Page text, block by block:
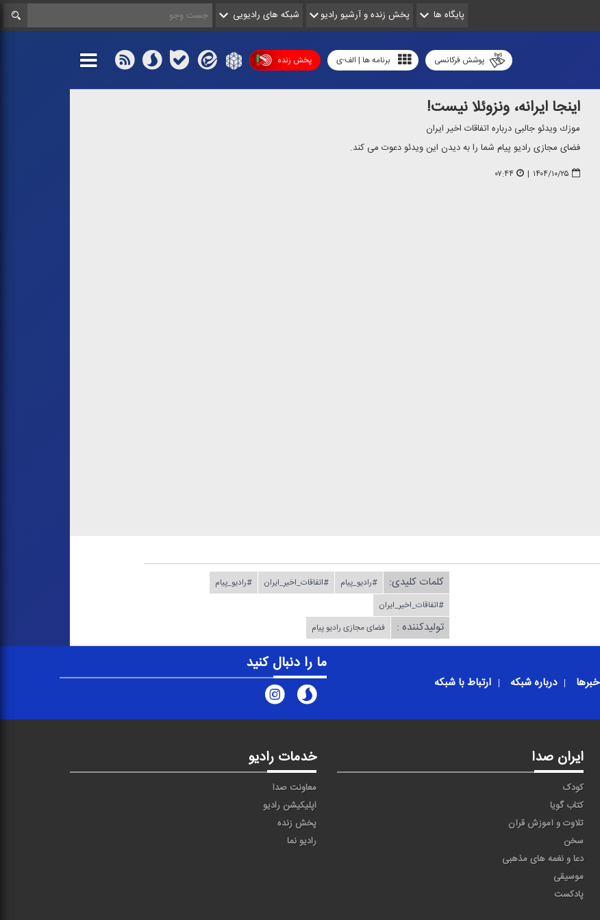
پایگاه ها پخش زنده و آرشیو رادیو شبکه های رادیویی
پخش زنده برنامه ها | الف-ی پوشش فرکانسی
اینجا ایرانه، ونزوئلا نیست!
موزك ویدئو جالبی درباره اتفاقات اخیر ایران
فضای مجازی رادیو پیام شما را به دیدن این ویدئو دعوت می كند.
۱۴۰۴/۱۰/۲۵ | ۰۷:۴۴
کلمات کلیدی: #رادیو_پیام #اتفاقات_اخیر_ایران
#رادیو_پیام
#اتفاقات_اخیر_ایران
تولیدکننده : فضای مجازی رادیو پیام
خبرها درباره شبکه ارتباط با شبکه
ما را دنبال کنید
ایران صدا
کودک
کتاب گویا
تلاوت و آموزش قرآن
سخن
دعا و نغمه های مذهبی
موسیقی
پادکست
خدمات رادیو
معاونت صدا
اپلیکیشن رادیو
پخش زنده
رادیو نما